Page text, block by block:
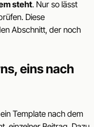
steht. Nur so lässt
Diese
Abschnitt, der noch
eins nach
Template nach dem